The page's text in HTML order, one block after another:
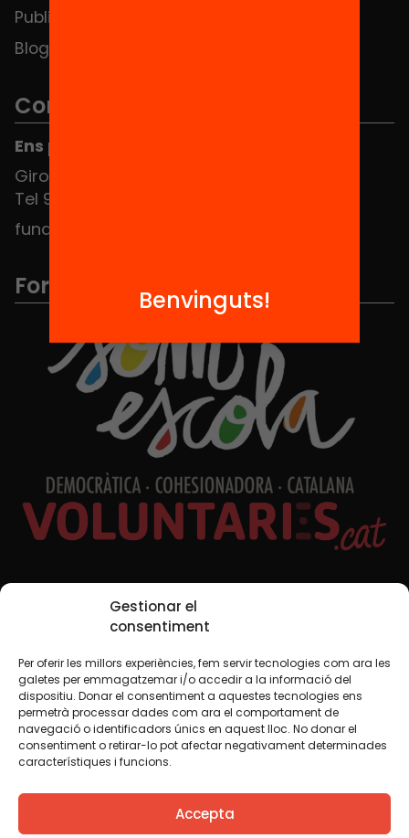
Gestionar el
consentiment
Per oferir les millors experiències, fem servir tecnologies com ara les
galetes per emmagatzemar i/o accedir a la informació del
dispositiu. Donar el consentiment a aquestes tecnologies ens
permetrà processar dades com ara el comportament de
navegació o identificadors únics en aquest lloc. No donar el
consentiment o retirar-lo pot afectar negativament determinades
característiques i funcions.
Accepta
Publicacions i vídeos
Blog
Contacte
Ens pots trobar al Hub Social
Girona 34, interior 08010 Barcelona
Tel 934 588 700
fundacio@equitat.org
Formem part de...
Xarxes Socials
TWT YTB IG FB IN
Avís legalPolítica de cookies
Creiem que el coneixement s’ha de compartir. Per això
fem servir una llicència Creative Commons, llevat que en
algun material indiquem el contrari. Us animem a copiar,
Benvinguts!